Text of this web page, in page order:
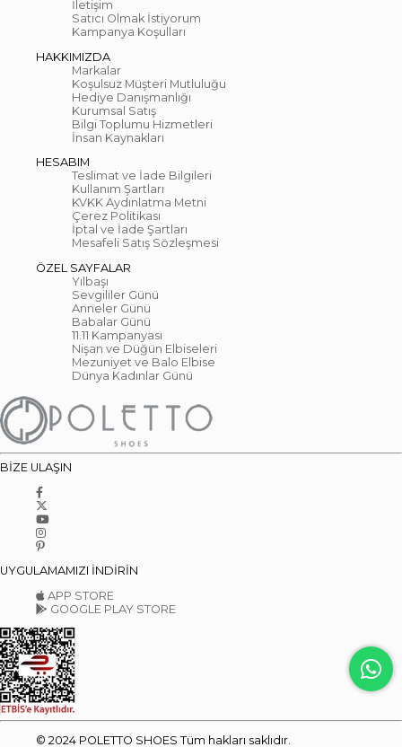
İletişim
Satıcı Olmak İstiyorum
Kampanya Koşulları
HAKKIMIZDA
Markalar
Koşulsuz Müşteri Mutluluğu
Hediye Danışmanlığı
Kurumsal Satış
Bilgi Toplumu Hizmetleri
İnsan Kaynakları
HESABIM
Teslimat ve İade Bilgileri
Kullanım Şartları
KVKK Aydınlatma Metni
Çerez Politikası
İptal ve İade Şartları
Mesafeli Satış Sözleşmesi
ÖZEL SAYFALAR
Yılbaşı
Sevgililer Günü
Anneler Günü
Babalar Günü
11.11 Kampanyası
Nişan ve Düğün Elbiseleri
Mezuniyet ve Balo Elbise
Dünya Kadınlar Günü
BİZE ULAŞIN
UYGULAMAMIZI İNDİRİN
APP STORE
GOOGLE PLAY STORE
© 2024 POLETTO SHOES Tüm hakları saklıdır.